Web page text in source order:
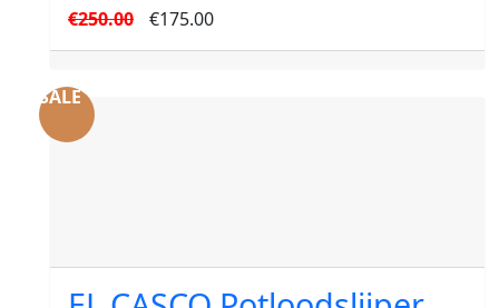
€250.00
Oorspronkelijke
prijs
€175.00Huidige
prijs
SALE